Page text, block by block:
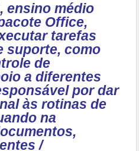
ensino médio
Office,
tarefas
suporte, como
de
a diferentes
por dar
às rotinas de
na
/